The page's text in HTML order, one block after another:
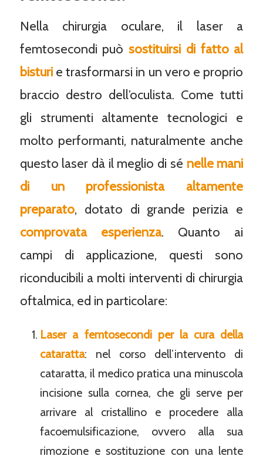
Nella chirurgia oculare, il laser a
femtosecondi puòsostituirsi di fatto al
bisturie trasformarsi in un vero e proprio
braccio destro dell’oculista. Come tutti
gli strumenti altamente tecnologici e
molto performanti, naturalmente anche
questo laser dà il meglio di sé nelle mani
di un professionista altamente
preparato, dotato di grande perizia e
comprovata esperienza. Quanto ai
campi di applicazione, questi sono
riconducibili a molti interventi di chirurgia
oftalmica, ed in particolare:
Laser a femtosecondi per la cura della
cataratta: nel corso dell’intervento di
cataratta, il medico pratica una minuscola
incisione sulla cornea, che gli serve per
arrivare al cristallino e procedere alla
facoemulsificazione, ovvero alla sua
rimozione e sostituzione con una lente